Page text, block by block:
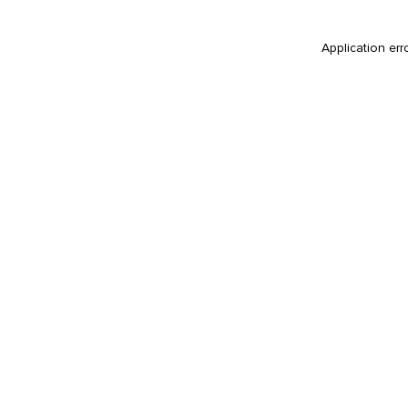
Application